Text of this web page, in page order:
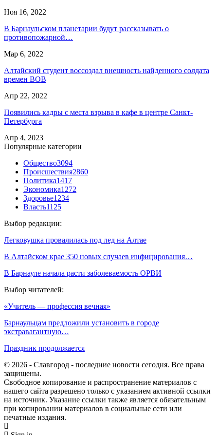
Ноя 16, 2022
В Барнаульском планетарии будут рассказывать о
противопожарной…
Мар 6, 2022
Алтайский студент воссоздал внешность найденного солдата
времен ВОВ
Апр 22, 2022
Появились кадры с места взрыва в кафе в центре Санкт-
Петербурга
Апр 4, 2023
Популярные категории
Общество3094
Происшествия2860
Политика1417
Экономика1272
Здоровье1234
Власть1125
Выбор редакции:
Легковушка провалилась под лед на Алтае
В Алтайском крае 350 новых случаев инфицирования…
В Барнауле начала расти заболеваемость ОРВИ
Выбор читателей:
«Учитель — профессия вечная»
Барнаульцам предложили установить в городе
экстравагантную…
Праздник продолжается
© 2026 - Славгород - последние новости сегодня. Все права
защищены.
Свободное копирование и распространение материалов с
нашего сайта разрешено только с указанием активной ссылки
на источник. Указание ссылки также является обязательным
при копировании материалов в социальные сети или
печатные издания.